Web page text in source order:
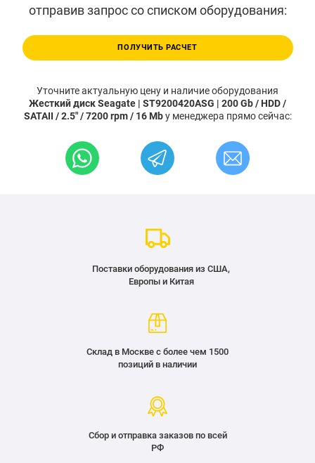
отправив запрос со списком оборудования:
ПОЛУЧИТЬ РАСЧЕТ
Уточните актуальную цену и наличие оборудования
Жесткий диск Seagate | ST9200420ASG | 200 Gb / HDD /
SATAII / 2.5" / 7200 rpm / 16 Mbу менеджера прямо сейчас:
Поставки оборудования из США,
Европы и Китая
Склад в Москве с более чем 1500
позиций в наличии
Сбор и отправка заказов по всей
РФ